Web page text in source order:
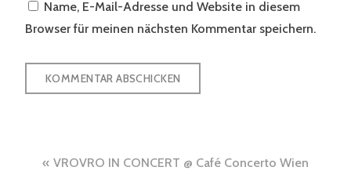
Name, E-Mail-Adresse und Website in diesem
Browser für meinen nächsten Kommentar speichern.
Beitragsnavigation
VROVRO IN CONCERT @ Café Concerto Wien